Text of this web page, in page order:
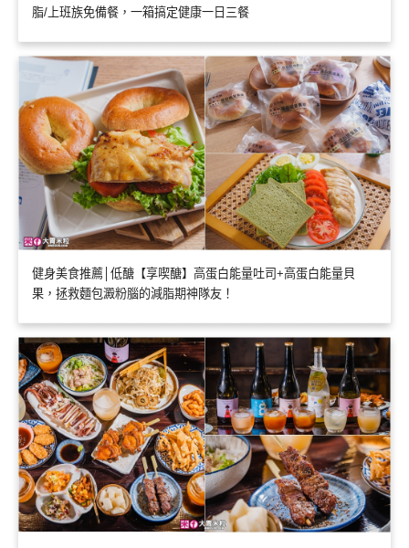
脂/上班族免備餐，一箱搞定健康一日三餐
健身美食推薦│低醣【享喫醣】高蛋白能量吐司+高蛋白能量貝
果，拯救麵包澱粉腦的減脂期神隊友！